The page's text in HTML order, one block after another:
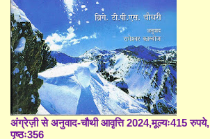
अंग्रेज़ी से अनुवाद-चौथी आवृत्ति 2024,मूल्यः415 रुपये,
पृष्ठः356